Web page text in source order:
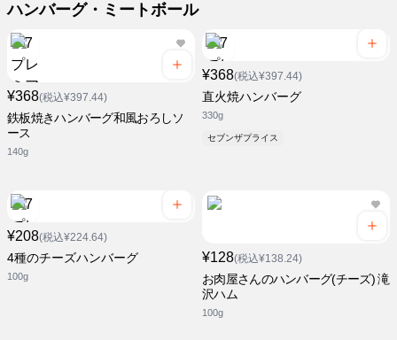
ハンバーグ・ミートボール
¥368(税込¥397.44)
鉄板焼きハンバーグ和風おろしソ
ース
140g
¥368(税込¥397.44)
直火焼ハンバーグ
330g
セブンザプライス
¥208(税込¥224.64)
4種のチーズハンバーグ
100g
¥128(税込¥138.24)
お肉屋さんのハンバーグ(チーズ) 滝
沢ハム
100g